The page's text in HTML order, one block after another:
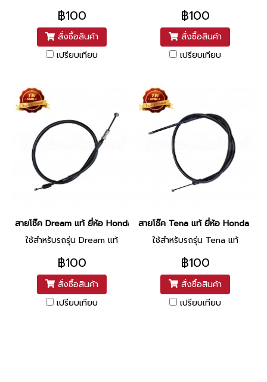
฿100
สั่งซื้อสินค้า
เปรียบเทียบ
฿100
สั่งซื้อสินค้า
เปรียบเทียบ
สายโช๊ค Dream แท้ ยี่ห้อ Honda ยาว 25 นิ้ว
ใช้สำหรับรถรุ่น Dream แท้
฿100
สั่งซื้อสินค้า
เปรียบเทียบ
สายโช๊ค Tena แท้ ยี่ห้อ Honda ยา
ใช้สำหรับรถรุ่น Tena แท้
฿100
สั่งซื้อสินค้า
เปรียบเทียบ